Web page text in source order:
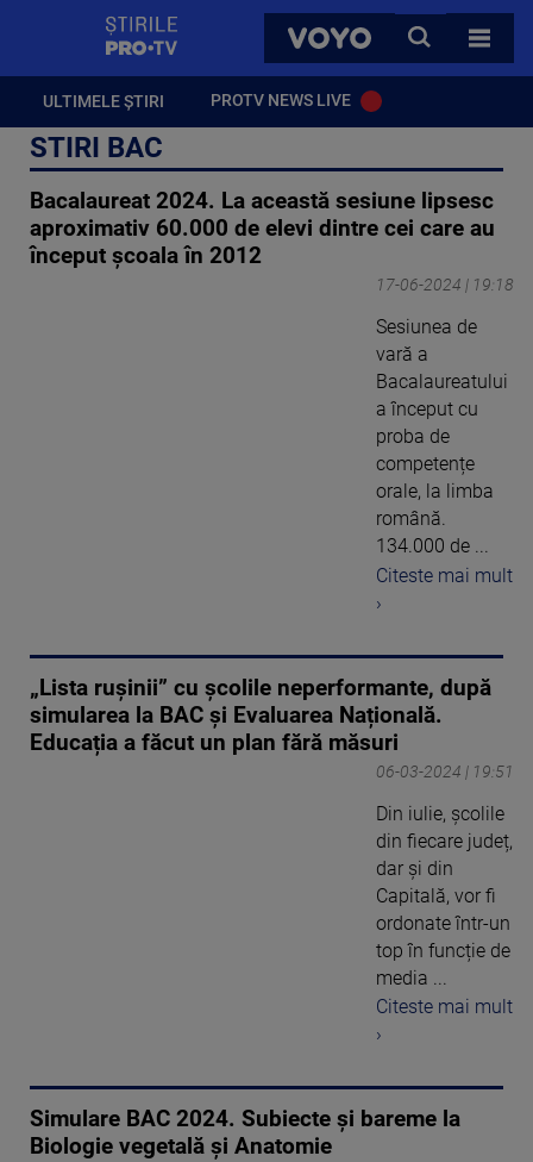
VOYO
CAUTA
TOATE
ULTIMELE ȘTIRI PROTV NEWS LIVE
STIRI BAC
Bacalaureat 2024. La această sesiune lipsesc
aproximativ 60.000 de elevi dintre cei care au
început școala în 2012
17-06-2024 | 19:18
Sesiunea de
vară a
Bacalaureatului
a început cu
proba de
competențe
orale, la limba
română.
134.000 de ...
Citeste mai mult
›
„Lista rușinii” cu școlile neperformante, după
simularea la BAC și Evaluarea Națională.
Educația a făcut un plan fără măsuri
06-03-2024 | 19:51
Din iulie, școlile
din fiecare județ,
dar și din
Capitală, vor fi
ordonate într-un
top în funcție de
media ...
Citeste mai mult
›
Simulare BAC 2024. Subiecte și bareme la
Biologie vegetală și Anatomie